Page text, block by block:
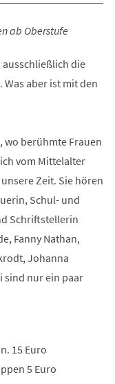
ab Oberstufe
die
aber ist mit den
wo berühmte Frauen
vom Mittelalter
Zeit. Sie hören
Schul- und
Schriftstellerin
Fanny Nathan,
Johanna
sind nur ein paar
15 Euro
5 Euro